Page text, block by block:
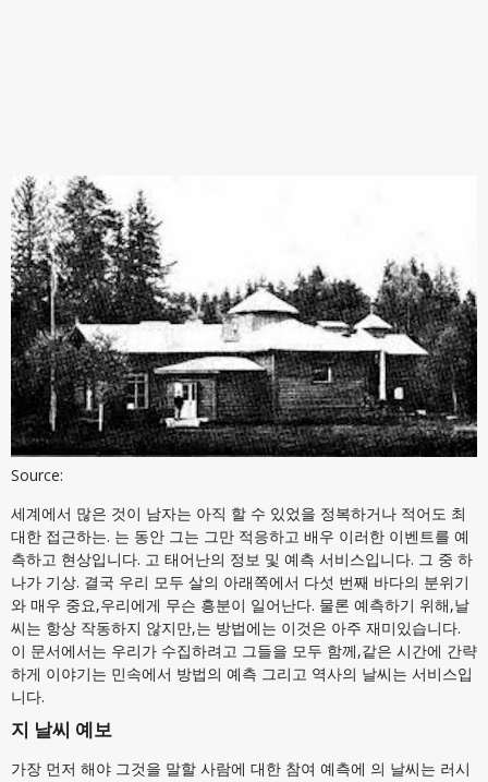
Source:
세계에서 많은 것이 남자는 아직 할 수 있었을 정복하거나 적어도 최
대한 접근하는. 는 동안 그는 그만 적응하고 배우 이러한 이벤트를 예
측하고 현상입니다. 고 태어난의 정보 및 예측 서비스입니다. 그 중 하
나가 기상. 결국 우리 모두 살의 아래쪽에서 다섯 번째 바다의 분위기
와 매우 중요,우리에게 무슨 흥분이 일어난다. 물론 예측하기 위해,날
씨는 항상 작동하지 않지만,는 방법에는 이것은 아주 재미있습니다.
이 문서에서는 우리가 수집하려고 그들을 모두 함께,같은 시간에 간략
하게 이야기는 민속에서 방법의 예측 그리고 역사의 날씨는 서비스입
니다.
지 날씨 예보
가장 먼저 해야 그것을 말할 사람에 대한 참여 예측에 의 날씨는 러시